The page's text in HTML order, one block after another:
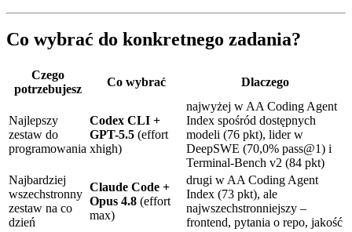
Co wybrać do konkretnego zadania?
Czego
potrzebujesz
Co wybrać Dlaczego
Najlepszy
zestaw do
programowania
Codex CLI +
GPT-5.5 (effort
xhigh)
najwyżej w AA Coding Agent
Index spośród dostępnych
modeli (76 pkt), lider w
DeepSWE (70,0% pass@1) i
Terminal-Bench v2 (84 pkt)
Najbardziej
wszechstronny
zestaw na co
dzień
Claude Code +
Opus 4.8 (effort
max)
drugi w AA Coding Agent
Index (73 pkt), ale
najwszechstronniejszy –
frontend, pytania o repo, jakość